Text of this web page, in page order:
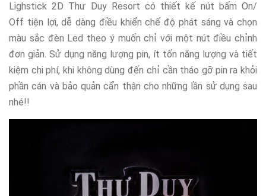
Lighstick 2D Thư Duy Resort có thiết kế nút bấm On/
Off tiện lợi, dễ dàng điều khiển chế độ phát sáng và chọn
màu sắc đèn Led theo ý muốn chỉ với một nút điều chỉnh
đơn giản. Sử dụng năng lượng pin, ít tốn năng lượng và tiết
kiệm chi phí, khi không dùng đến chỉ cần tháo gỡ pin ra khỏi
phần cán và bảo quản cẩn thận cho những lần sử dụng sau
nhé!!